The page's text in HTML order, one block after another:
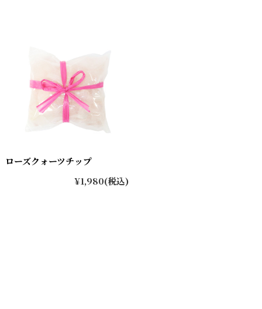
ローズクォーツチップ
¥1,980(税込)